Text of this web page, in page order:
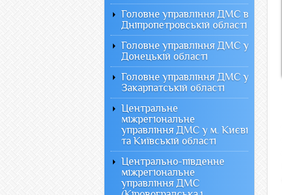
Головне управління ДМС в
Дніпропетровській області
Головне управління ДМС у
Донецькій області
Головне управління ДМС у
Закарпатській області
Центральне
міжрегіональне
управління ДМС у м. Києві
та Київській області
Центрально-південне
міжрегіональне
управління ДМС